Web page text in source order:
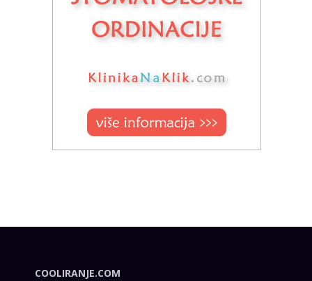
COOLIRANJE.COM